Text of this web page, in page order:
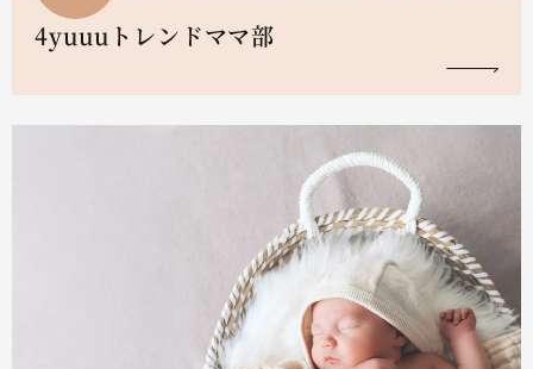
4yuuuトレンドママ部